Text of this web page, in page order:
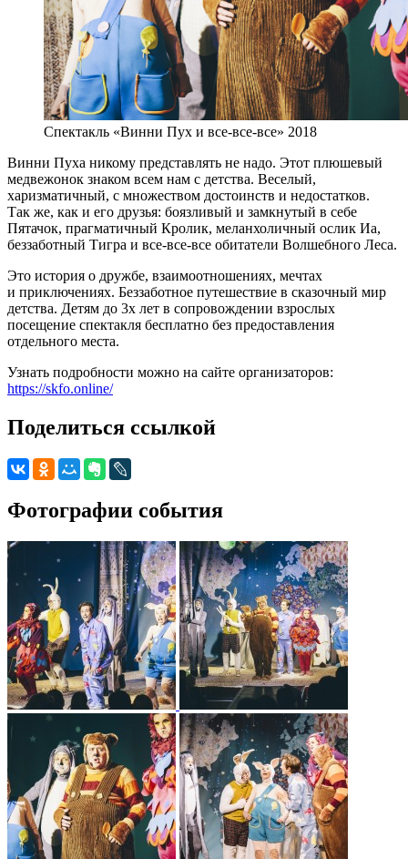
Спектакль «Винни Пух и все-все-все» 2018
Винни Пуха никому представлять не надо. Этот плюшевый
медвежонок знаком всем нам с детства. Веселый,
харизматичный, с множеством достоинств и недостатков.
Так же, как и его друзья: боязливый и замкнутый в себе
Пятачок, прагматичный Кролик, меланхоличный ослик Иа,
беззаботный Тигра и все-все-все обитатели Волшебного Леса.
Это история о дружбе, взаимоотношениях, мечтах
и приключениях. Беззаботное путешествие в сказочный мир
детства. Детям до 3х лет в сопровождении взрослых
посещение спектакля бесплатно без предоставления
отдельного места.
Узнать подробности можно на сайте организаторов:
https://skfo.online/
Поделиться ссылкой
Фотографии события